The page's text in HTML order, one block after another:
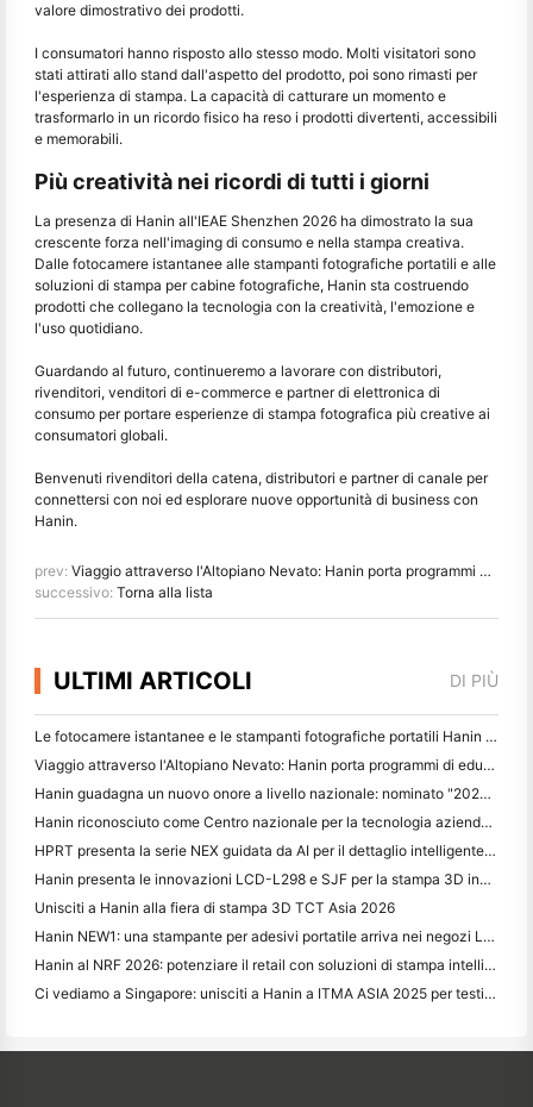
valore dimostrativo dei prodotti.
I consumatori hanno risposto allo stesso modo. Molti visitatori sono
stati attirati allo stand dall'aspetto del prodotto, poi sono rimasti per
l'esperienza di stampa. La capacità di catturare un momento e
trasformarlo in un ricordo fisico ha reso i prodotti divertenti, accessibili
e memorabili.
Più creatività nei ricordi di tutti i giorni
La presenza di Hanin all'IEAE Shenzhen 2026 ha dimostrato la sua
crescente forza nell'imaging di consumo e nella stampa creativa.
Dalle fotocamere istantanee alle stampanti fotografiche portatili e alle
soluzioni di stampa per cabine fotografiche, Hanin sta costruendo
prodotti che collegano la tecnologia con la creatività, l'emozione e
l'uso quotidiano.
Guardando al futuro, continueremo a lavorare con distributori,
rivenditori, venditori di e-commerce e partner di elettronica di
consumo per portare esperienze di stampa fotografica più creative ai
consumatori globali.
Benvenuti rivenditori della catena, distributori e partner di canale per
connettersi con noi ed esplorare nuove opportunità di business con
Hanin.
prev: Viaggio attraverso l'Altopiano Nevato: Hanin porta programmi di educazione fotografica ai bambini di Qamdo
successivo: Torna alla lista
ULTIMI ARTICOLI DI PIÙ
Le fotocamere istantanee e le stampanti fotografiche portatili Hanin attirano forte interesse all'IEAE Shenzhen 2026
Viaggio attraverso l'Altopiano Nevato: Hanin porta programmi di educazione fotografica ai bambini di Qamdo
Hanin guadagna un nuovo onore a livello nazionale: nominato "2026 Made in China · Trusted Brand by Consumers"
Hanin riconosciuto come Centro nazionale per la tecnologia aziendale per la leadership nell'innovazione
HPRT presenta la serie NEX guidata da AI per il dettaglio intelligente a CHINASHOP 2026
Hanin presenta le innovazioni LCD-L298 e SJF per la stampa 3D industriale a TCT Asia 2026
Unisciti a Hanin alla fiera di stampa 3D TCT Asia 2026
Hanin NEW1: una stampante per adesivi portatile arriva nei negozi LOFT del Giappone
Hanin al NRF 2026: potenziare il retail con soluzioni di stampa intelligenti per scenari completi
Ci vediamo a Singapore: unisciti a Hanin a ITMA ASIA 2025 per testimoniare le ultime tecnologie di stampa digitale